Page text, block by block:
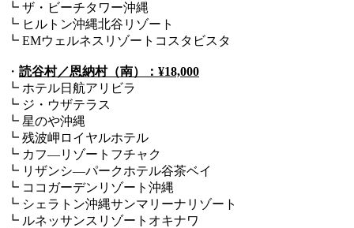
┗ ザ・ビーチタワー沖縄
┗ ヒルトン沖縄北谷リゾート
┗ EMウェルネスリゾートコスタビスタ
・ 読谷村／恩納村（南）：¥18,000
┗ ホテル日航アリビラ
┗ ジ・ウザテラス
┗ 星のや沖縄
┗ 残波岬ロイヤルホテル
┗ カフ―リゾートフチャク
┗ リザンシ―パークホテル谷茶ベイ
┗ ココガーデンリゾート沖縄
┗ シェラトン沖縄サンマリーナリゾート
┗ ルネッサンスリゾートオキナワ